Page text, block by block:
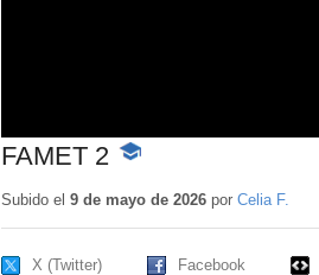
FAMET 2 -
educativo
Subido el 9 de mayo de 2026por Celia F.
X (Twitter) Facebook